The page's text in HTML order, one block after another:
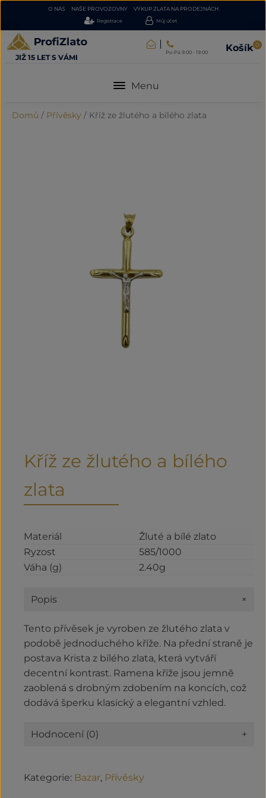
O NÁS NAŠE PROVOZOVNY VÝKUP ZLATA NA PRODEJNÁCH
Registrace Můj účet
JIŽ 15 LET S VÁMI
Po-Pá 9:00 - 19:00 Košík 0
Menu
Domů / Přívěsky / Kříž ze žlutého a bílého zlata
Kříž ze žlutého a bílého
zlata
Materiál
Žluté a bílé zlato
Ryzost
585/1000
Váha (g)
2.40g
Popis +
Tento přívěsek je vyroben ze žlutého zlata v
podobě jednoduchého kříže. Na přední straně je
postava Krista z bílého zlata, která vytváří
decentní kontrast. Ramena kříže jsou jemně
zaoblená s drobným zdobením na koncích, což
dodává šperku klasický a elegantní vzhled.
Hodnocení (0) +
Kategorie: Bazar, Přívěsky